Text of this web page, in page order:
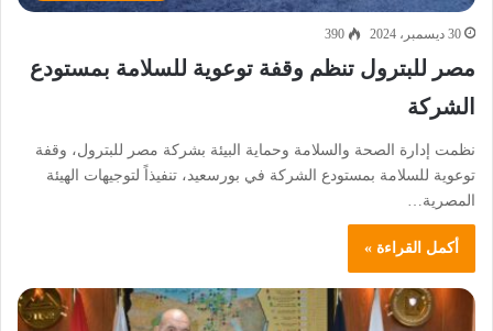
30 ديسمبر، 2024 390
مصر للبترول تنظم وقفة توعوية للسلامة بمستودع
الشركة
نظمت إدارة الصحة والسلامة وحماية البيئة بشركة مصر للبترول، وقفة
توعوية للسلامة بمستودع الشركة في بورسعيد، تنفيذاً لتوجيهات الهيئة
المصرية…
أكمل القراءة »